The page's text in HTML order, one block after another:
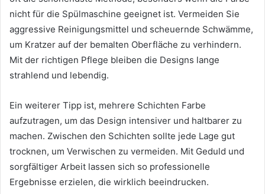
nicht für die Spülmaschine geeignet ist. Vermeiden Sie
aggressive Reinigungsmittel und scheuernde Schwämme,
um Kratzer auf der bemalten Oberfläche zu verhindern.
Mit der richtigen Pflege bleiben die Designs lange
strahlend und lebendig.
Ein weiterer Tipp ist, mehrere Schichten Farbe
aufzutragen, um das Design intensiver und haltbarer zu
machen. Zwischen den Schichten sollte jede Lage gut
trocknen, um Verwischen zu vermeiden. Mit Geduld und
sorgfältiger Arbeit lassen sich so professionelle
Ergebnisse erzielen, die wirklich beeindrucken.